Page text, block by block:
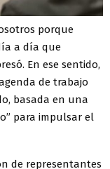
porque
a día que
En ese sentido,
de trabajo
basada en una
para impulsar el
de representantes